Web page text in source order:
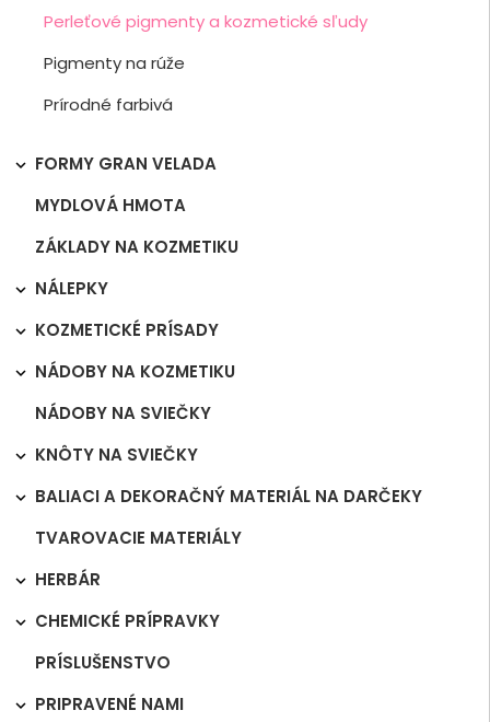
Perleťové pigmenty a kozmetické sľudy
Pigmenty na rúže
Prírodné farbivá
FORMY GRAN VELADA

MYDLOVÁ HMOTA
ZÁKLADY NA KOZMETIKU
NÁLEPKY

KOZMETICKÉ PRÍSADY

NÁDOBY NA KOZMETIKU

NÁDOBY NA SVIEČKY
KNÔTY NA SVIEČKY

BALIACI A DEKORAČNÝ MATERIÁL NA DARČEKY

TVAROVACIE MATERIÁLY
HERBÁR

CHEMICKÉ PRÍPRAVKY

PRÍSLUŠENSTVO
PRIPRAVENÉ NAMI
